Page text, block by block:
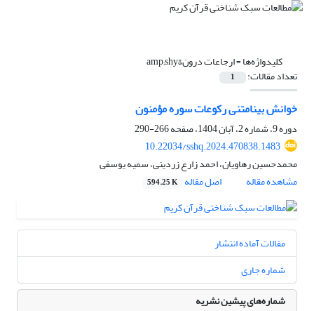
کلیدواژه‌ها =ارجاعات درون&amp;shy
تعداد مقالات: 1
خوانش بینامتنی رکوعات سوره مؤمنون
دوره 9، شماره 2، آبان 1404، صفحه
266-290
10.22034/sshq.2024.470838.1483
محمدحسین رهاویان، احمد زارع زردینی، سمیه یوسفی
مشاهده مقاله
اصل مقاله 594.25 K
مقالات آماده انتشار
شماره جاری
شماره‌های پیشین نشریه